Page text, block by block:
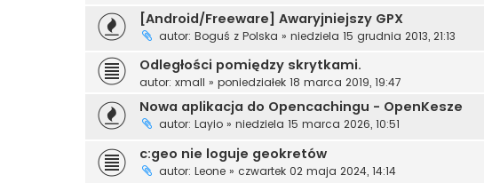
[Android/Freeware] Awaryjniejszy GPX
autor: Boguś z Polska » niedziela 15 grudnia 2013, 21:13
Odległości pomiędzy skrytkami.
autor: xmall » poniedziałek 18 marca 2019, 19:47
Nowa aplikacja do Opencachingu - OpenKesze
autor: Layio » niedziela 15 marca 2026, 10:51
c:geo nie loguje geokretów
autor: Leone » czwartek 02 maja 2024, 14:14